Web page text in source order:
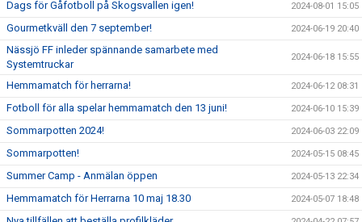
Dags för Gåfotboll på Skogsvallen igen! 2024-08-01 15:05
Gourmetkväll den 7 september! 2024-06-19 20:40
Nässjö FF inleder spännande samarbete med
Systemtruckar
2024-06-18 15:55
Hemmamatch för herrarna! 2024-06-12 08:31
Fotboll för alla spelar hemmamatch den 13 juni! 2024-06-10 15:39
Sommarpotten 2024! 2024-06-03 22:09
Sommarpotten! 2024-05-15 08:45
Summer Camp - Anmälan öppen 2024-05-13 22:34
Hemmamatch för Herrarna 10 maj 18.30 2024-05-07 18:48